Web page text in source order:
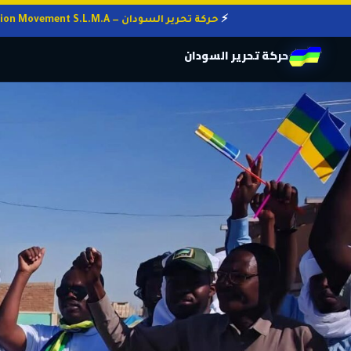
حركة تحرير السودان — Sudan Liberation Movement S.L.M.A
حركة تحرير السودان